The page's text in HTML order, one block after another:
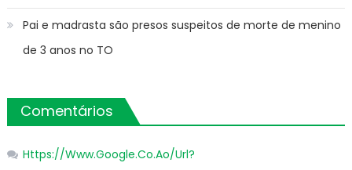
Pai e madrasta são presos suspeitos de morte de menino
de 3 anos no TO
Comentários
Https://Www.Google.Co.Ao/Url?